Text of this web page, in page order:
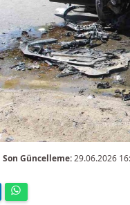
Son Güncelleme:29.06.2026